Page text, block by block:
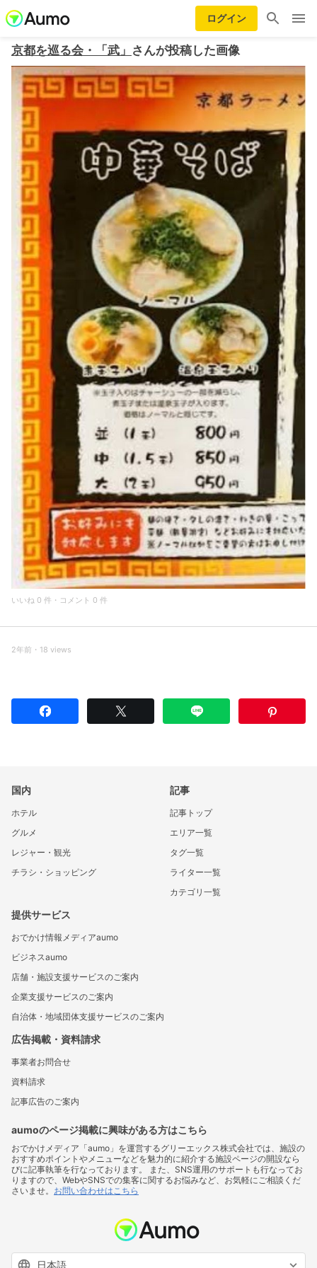
ログイン
京都を巡る会・「武」 さんが投稿した画像
いいね 0 件・コメント 0 件
2年前・18 views
国内
ホテル
グルメ
レジャー・観光
チラシ・ショッピング
記事
記事トップ
エリア一覧
タグ一覧
ライター一覧
カテゴリ一覧
提供サービス
おでかけ情報メディアaumo
ビジネスaumo
店舗・施設支援サービスのご案内
企業支援サービスのご案内
自治体・地域団体支援サービスのご案内
広告掲載・資料請求
事業者お問合せ
資料請求
記事広告のご案内
aumoのページ掲載に興味がある方はこちら
おでかけメディア「aumo」を運営するグリーエックス株式会社では、施設の
おすすめポイントやメニューなどを魅力的に紹介する施設ページの開設なら
びに記事執筆を行なっております。 また、SNS運用のサポートも行なってお
りますので、WebやSNSでの集客に関するお悩みなど、お気軽にご相談くだ
さいませ。 お問い合わせはこちら